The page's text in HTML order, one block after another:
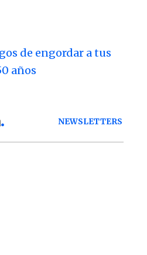
de engordar a tus
años